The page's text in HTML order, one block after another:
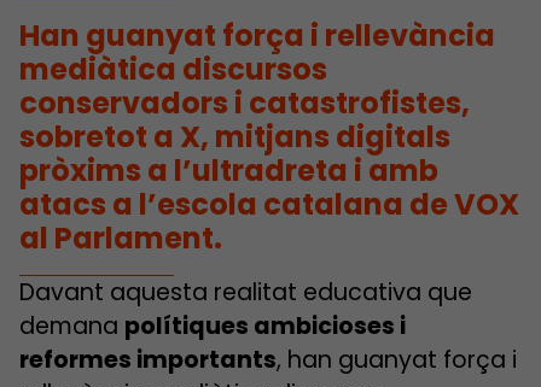
Han guanyat força i rellevància
mediàtica discursos
conservadors i catastrofistes,
sobretot a X, mitjans digitals
pròxims a l’ultradreta i amb
atacs a l’escola catalana de VOX
al Parlament.
Davant aquesta realitat educativa que
demana polítiques ambicioses i
reformes importants, han guanyat força i